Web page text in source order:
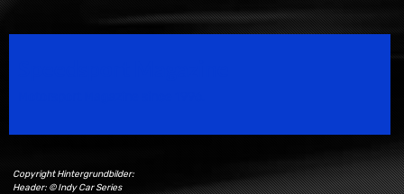
Copyright Hintergrundbilder:
Header: © Indy Car Series